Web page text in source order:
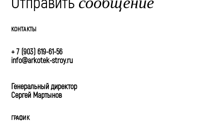
КОНТАКТЫ
+ 7 (903) 619-61-56
info@arkotek-stroy.ru
Генеральный директор
Сергей Мартынов
ГРАФИК